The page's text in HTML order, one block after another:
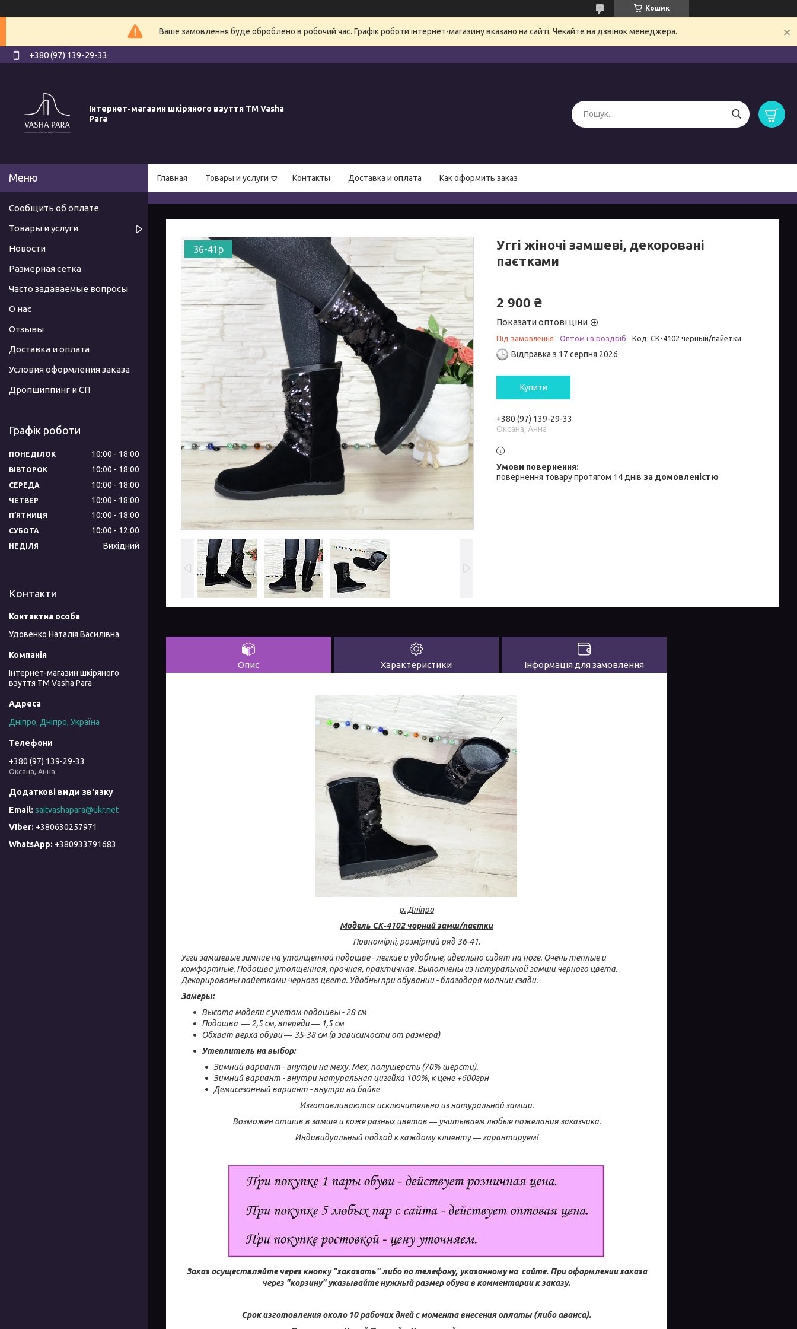
Кошик
Ваше замовлення буде оброблено в робочий час. Графік роботи інтернет-магазину вказано на сайті. Чекайте на дзвінок менеджера.
+380 (97) 139-29-33
Інтернет-магазин шкіряного взуття ТМ Vasha
Para
Главная Товары и услуги Контакты Доставка и оплата Как оформить заказ
36-41р
Уггі жіночі замшеві, декоровані
паєтками
2 900 ₴
Показати оптові ціни
Під замовлення Оптом і в роздріб Код: СК-4102 черный/пайетки
Відправка з 17 серпня 2026
Купити
+380 (97) 139-29-33
Оксана, Анна
повернення товару протягом 14 днів за домовленістю
Опис Характеристики Інформація для замовлення
р. Дніпро
Модель СК-4102 чорний замш/паєтки
Повномірні, розмірний ряд 36-41.
Угги замшевые зимние на утолщенной подошве - легкие и удобные, идеально сидят на ноге. Очень теплые и
комфортные. Подошва утолщенная, прочная, практичная. Выполнены из натуральной замши черного цвета.
Декорированы пайетками черного цвета. Удобны при обувании - благодаря молнии сзади.
Замеры:
Высота модели с учетом подошвы - 28 см
Подошва ― 2,5 см, впереди ― 1,5 см
Обхват верха обуви ― 35-38 см (в зависимости от размера)
Утеплитель на выбор:
Зимний вариант - внутри на меху. Мех, полушерсть (70% шерсти).
Зимний вариант - внутри натуральная цигейка 100%, к цене +600грн
Демисезонный вариант - внутри на байке
Изготавливаются исключительно из натуральной замши.
Возможен отшив в замше и коже разных цветов ― учитываем любые пожелания заказчика.
Индивидуальный подход к каждому клиенту ― гарантируем!
Заказ осуществляйте через кнопку "заказать" либо по телефону, указанному на сайте. При оформлении заказа
через "корзину" указывайте нужный размер обуви в комментарии к заказу.
Срок изготовления около 10 рабочих дней с момента внесения оплаты (либо аванса).
Сообщить об оплате
Товары и услуги
Новости
Размерная сетка
Часто задаваемые вопросы
О нас
Отзывы
Доставка и оплата
Условия оформления заказа
Дропшиппинг и СП
Графік роботи
ПОНЕДІЛОК 10:00 18:00
ВІВТОРОК 10:00 18:00
СЕРЕДА 10:00 18:00
ЧЕТВЕР 10:00 18:00
ПʼЯТНИЦЯ 10:00 18:00
СУБОТА 10:00 12:00
НЕДІЛЯ Вихідний
Контакти
Удовенко Наталія Василівна
Інтернет-магазин шкіряного
взуття ТМ Vasha Para
Дніпро, Дніпро, Україна
+380 (97) 139-29-33
Оксана, Анна
saitvashapara@ukr.net
+380630257971
+380933791683